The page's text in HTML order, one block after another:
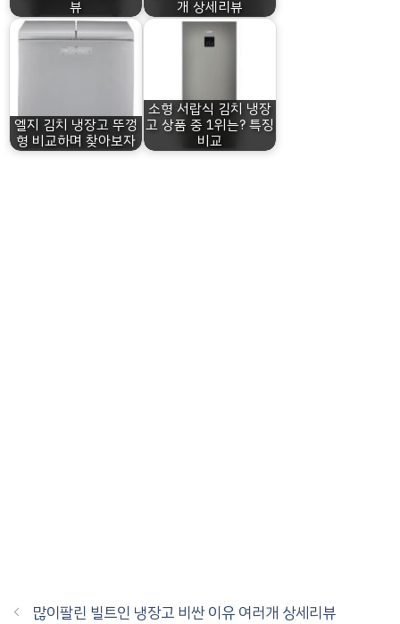
뷰 개 상세리뷰
엘지 김치 냉장고 뚜껑
형 비교하며 찾아보자
소형 서랍식 김치 냉장
고 상품 중 1위는? 특징
비교
많이팔린 빌트인 냉장고 비싼 이유 여러개 상세리뷰